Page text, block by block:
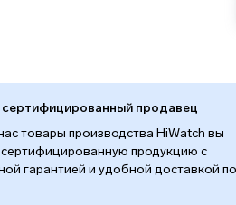
продавец
товары производства HiWatch вы
сертифицированную продукцию с
гарантией и удобной доставкой по